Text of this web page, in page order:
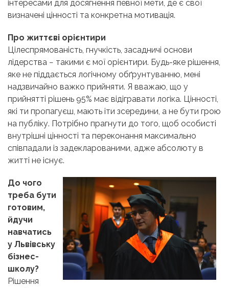
інтересами для досягнення певної мети, де є свої
визначені цінності та конкретна мотивація.
Про життєві орієнтири
Цілеспрямованість, гнучкість, засадничі основи
лідерства − такими є мої орієнтири. Будь-яке рішення,
яке не піддається логічному обґрунтуванню, мені
надзвичайно важко прийняти. Я вважаю, що у
прийнятті рішень 95% має відігравати логіка. Цінності,
які ти пропагуєш, мають іти зсередини, а не бути грою
на публіку. Потрібно прагнути до того, щоб особисті
внутрішні цінності та переконання максимально
співпадали із задекларованими, адже абсолюту в
житті не існує.
До чого
треба бути
готовим,
йдучи
навчатись
у Львівську
бізнес-
школу?
Рішення